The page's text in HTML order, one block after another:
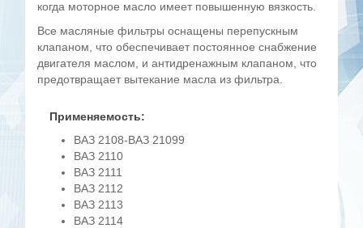
когда моторное масло имеет повышенную вязкость.
Все масляные фильтры оснащены перепускным
клапаном, что обеспечивает постоянное снабжение
двигателя маслом, и антидренажным клапаном, что
предотвращает вытекание масла из фильтра.
Применяемость:
ВАЗ 2108-ВАЗ 21099
ВАЗ 2110
ВАЗ 2111
ВАЗ 2112
ВАЗ 2113
ВАЗ 2114